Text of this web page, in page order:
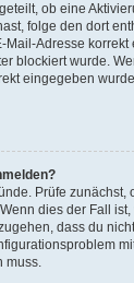
ob eine
folge den dort
Mail-Adresse
blockiert wurde.
eingegeben
Prüfe zunächst,
dies der Fall
dass du
muss.